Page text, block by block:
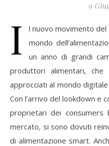
9
I
l nuovo movimento del
mondo
un anno di grandi
produttori alimentari,
approcciati al mondo
Con l’arrivo del lookdown e
proprietari dei
mercato, si sono dovuti
di alimentazione smart.